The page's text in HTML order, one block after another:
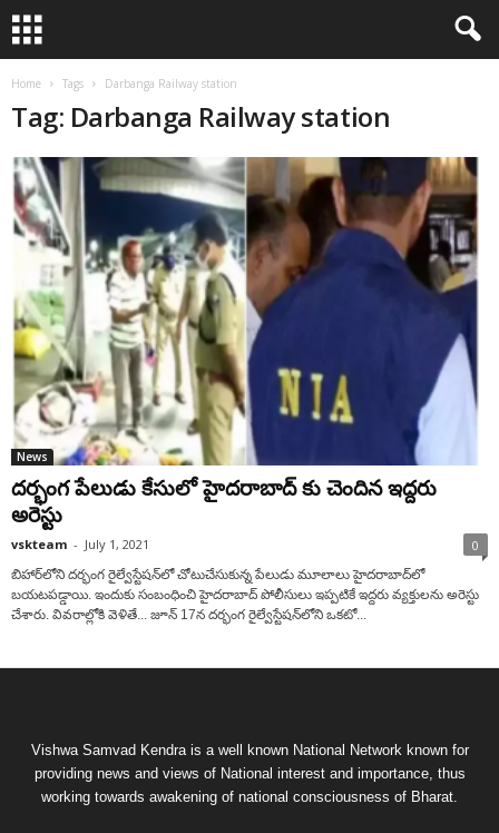
Home Tags Darbanga Railway station
Tag: Darbanga Railway station
News
ద‌ర్భంగ పేలుడు కేసులో హైద‌రాబాద్ కు చెందిన ఇద్ద‌రు
అరెస్టు
vskteam - July 1, 2021 0
బిహార్‌లోని దర్భంగ రైల్వేస్టేషన్‌లో చోటుచేసుకున్న పేలుడు మూలాలు హైదరాబాద్‌లో
బయటపడ్డాయి. ఇందుకు సంబంధించి హైద‌రాబాద్ పోలీసులు ఇప్ప‌టికే ఇద్ద‌రు వ్య‌క్తుల‌ను అరెస్టు
చేశారు. వివ‌రాల్లోకి వెళితే... జూన్‌ 17న దర్భంగ రైల్వేస్టేషన్‌లోని ఒకటో...
Vishwa Samvad Kendra is a well known National Network known for
providing news and views of National interest and importance, thus
working towards awakening of national consciousness of Bharat.